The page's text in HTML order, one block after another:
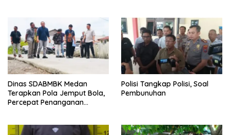
Dinas SDABMBK Medan
Terapkan Pola Jemput Bola,
Percepat Penanganan
Polisi Tangkap Polisi, Soal
Pembunuhan